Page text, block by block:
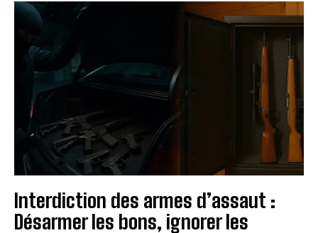
Interdiction des armes d’assaut :
Désarmer les bons, ignorer les